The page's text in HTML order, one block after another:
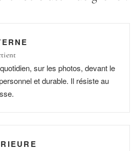
sur les photos, devant le
et durable. Il résiste au